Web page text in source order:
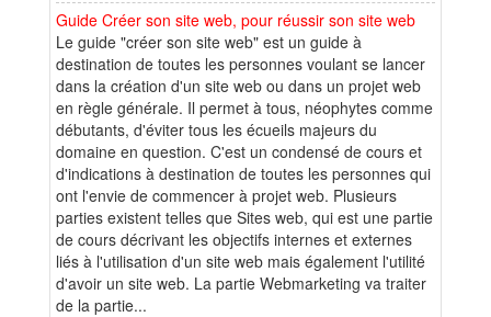
Guide Créer son site web, pour réussir son site web
Le guide "créer son site web" est un guide à
destination de toutes les personnes voulant se lancer
dans la création d'un site web ou dans un projet web
en règle générale. Il permet à tous, néophytes comme
débutants, d'éviter tous les écueils majeurs du
domaine en question. C'est un condensé de cours et
d'indications à destination de toutes les personnes qui
ont l'envie de commencer à projet web. Plusieurs
parties existent telles que Sites web, qui est une partie
de cours décrivant les objectifs internes et externes
liés à l'utilisation d'un site web mais également l'utilité
d'avoir un site web. La partie Webmarketing va traiter
de la partie...